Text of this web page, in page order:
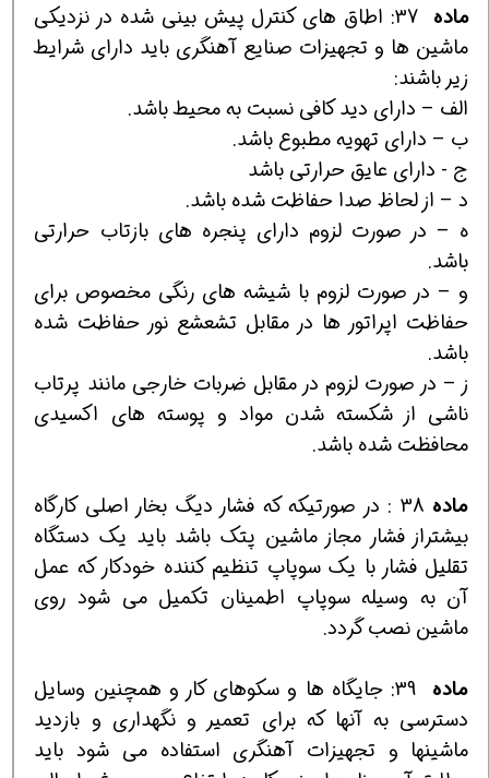
ماده
37: اطاق هاي كنترل پيش بيني شده در نزديكي
ماشين ها و تجهيزات صنايع آهنگري بايد داراي شرايط
زير باشند:
الف – داراي ديد كافي نسبت به محيط باشد.
ب – داراي تهويه مطبوع باشد.
ج - داراي عايق حرارتي باشد
د – از لحاظ صدا حفاظت شده باشد.
ه – در صورت لزوم داراي پنجره هاي بازتاب حرارتي
باشد.
و – در صورت لزوم با شيشه هاي رنگي مخصوص براي
حفاظت اپراتور ها در مقابل تشعشع نور حفاظت شده
باشد.
ز – در صورت لزوم در مقابل ضربات خارجي مانند پرتاب
ناشي از شكسته شدن مواد و پوسته هاي اكسيدي
محافظت شده باشد.
ماده
38 : در صورتيكه كه فشار ديگ بخار اصلي كارگاه
بيشتراز فشار مجاز ماشين پتك باشد بايد يك دستگاه
تقليل فشار با يك سوپاپ تنظيم كننده خودكار كه عمل
آن به وسيله سوپاپ اطمينان تكميل مي شود روي
ماشين نصب گردد.
ماده
جايگاه ها و سكوهاي كار و همچنين وسايل
دسترسي به آنها كه براي تعمير و نگهداري و بازديد
ماشينها و تجهيزات آهنگري استفاده مي شود بايد